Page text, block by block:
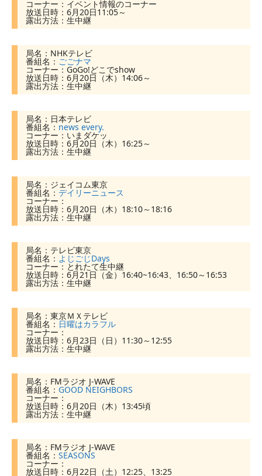
コーナー：イベント情報のコーナー
放送日時：6月20日11:05～
露出方法：生中継
局名：NHKテレビ
番組名： ごごナマ
コーナー：GoGo!どこでshow
放送日時：6月20日（木）14:06～
露出方法：生中継
局名：日本テレビ
番組名：news every.
コーナー：いまダケッ
放送日時：6月20日（木）16:25～
露出方法：生中継
局名：ジェイコム東京
番組名： デイリーニュース
コーナー：
放送日時：6月20日（木）18:10～18:16
露出方法：生中継
局名：テレビ東京
番組名： よじごじDays
コーナー：とれたて生中継
放送日時：6月21日（金）16:40~16:43、16:50～16:53
露出方法：生中継
局名：東京ＭＸテレビ
番組名： 日曜はカラフル
コーナー：
放送日時：6月23日（日）11:30～12:55
露出方法：生中継
局名：FMラジオ J-WAVE
番組名： GOOD NEIGHBORS
コーナー：
放送日時：6月20日（木）13:45頃
露出方法：生中継
局名：FMラジオ J-WAVE
番組名： SEASONS
コーナー：
放送日時：6月22日（土）12:25、13:25